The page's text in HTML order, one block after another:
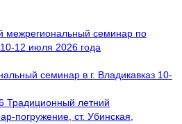
межрегиональный семинар по
12 июля 2026 года
семинар в г. Владикавказ 10-
Традиционный летний
погружение, ст. Убинская,